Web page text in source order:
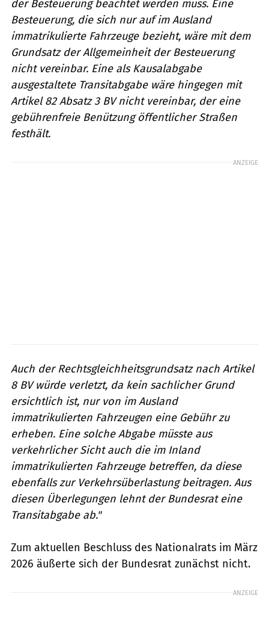
der Besteuerung beachtet werden muss. Eine
Besteuerung, die sich nur auf im Ausland
immatrikulierte Fahrzeuge bezieht, wäre mit dem
Grundsatz der Allgemeinheit der Besteuerung
nicht vereinbar. Eine als Kausalabgabe
ausgestaltete Transitabgabe wäre hingegen mit
Artikel 82 Absatz 3 BV nicht vereinbar, der eine
gebührenfreie Benützung öffentlicher Straßen
festhält.
ANZEIGE
Auch der Rechtsgleichheitsgrundsatz nach Artikel
8 BV würde verletzt, da kein sachlicher Grund
ersichtlich ist, nur von im Ausland
immatrikulierten Fahrzeugen eine Gebühr zu
erheben. Eine solche Abgabe müsste aus
verkehrlicher Sicht auch die im Inland
immatrikulierten Fahrzeuge betreffen, da diese
ebenfalls zur Verkehrsüberlastung beitragen. Aus
diesen Überlegungen lehnt der Bundesrat eine
Transitabgabe ab."
Zum aktuellen Beschluss des Nationalrats im März
2026 äußerte sich der Bundesrat zunächst nicht.
ANZEIGE